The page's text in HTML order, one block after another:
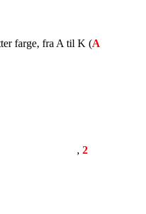
farge, fra A til K (A
, 2